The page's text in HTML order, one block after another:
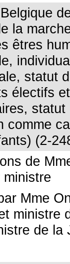
la
êtres
statut
électifs
comme
(2-
de
Mme
ministre
de la